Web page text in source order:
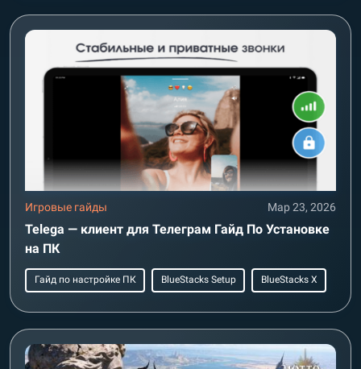
Игровые гайды Мар 23, 2026
Telega — клиент для Телеграм Гайд По Установке
на ПК
Гайд по настройке ПК BlueStacks Setup BlueStacks X